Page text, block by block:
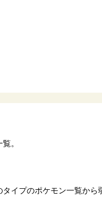
。
イプのポケモン一覧か